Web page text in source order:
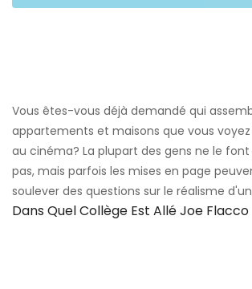
Vous êtes-vous déjà demandé qui
appartements et maisons que vous
au cinéma? La plupart des gens ne le
pas, mais parfois les mises en page
soulever des questions sur le réalisme
Dans Quel Collège Est Allé Joe Flacco